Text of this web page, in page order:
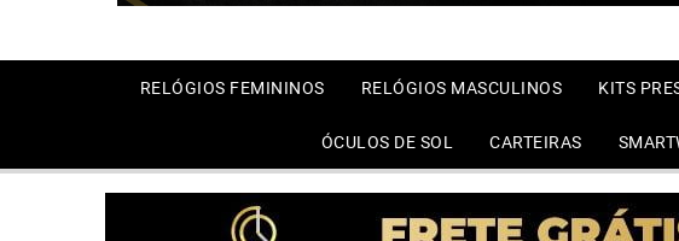
RELÓGIOS FEMININOS RELÓGIOS MASCULINOS KITS
ÓCULOS DE SOL CARTEIRAS